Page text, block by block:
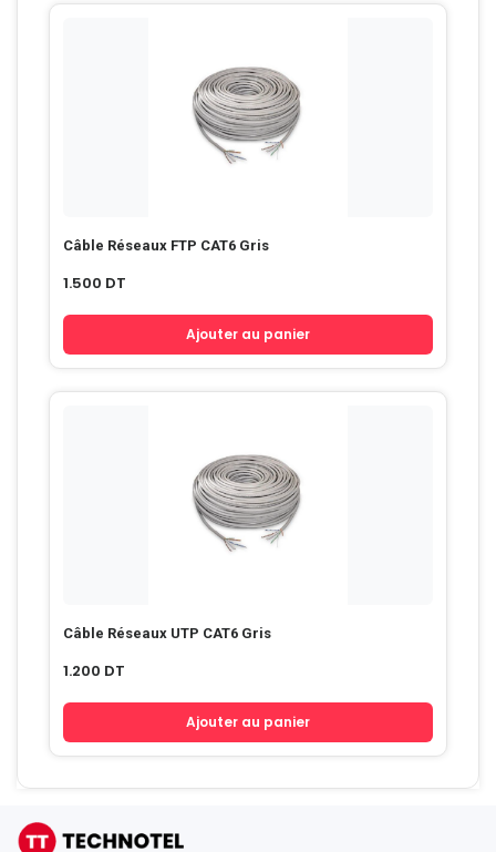
Câble Réseaux FTP CAT6 Gris
1.500 DT
Ajouter au panier
Câble Réseaux UTP CAT6 Gris
1.200 DT
Ajouter au panier